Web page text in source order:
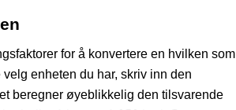
for å konvertere en hvilken som
enheten du har, skriv inn den
beregner øyeblikkelig den tilsvarende